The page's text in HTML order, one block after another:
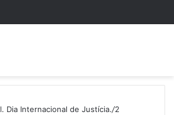
Dia Internacional de Justícia./2